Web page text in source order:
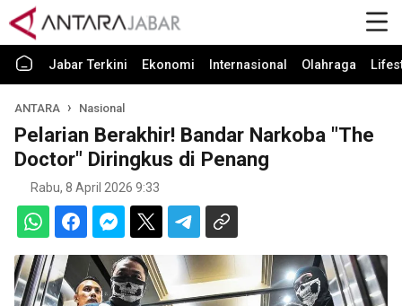
Jabar Terkini Ekonomi Internasional Olahraga
ANTARA Nasional
Pelarian Berakhir! Bandar Narkoba "The
Doctor" Diringkus di Penang
Rabu, 8 April 2026 9:33